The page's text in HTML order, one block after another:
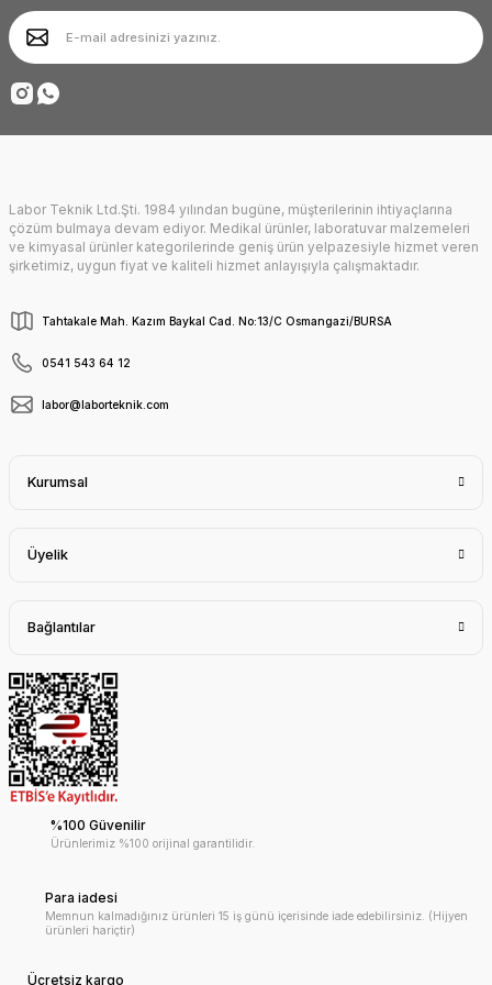
Ürün fiyatı diğer sitelerden daha pahalı.
Bu ürüne benzer farklı alternatifler olmalı.
Gönder
Deneyimini Paylaş
Labor Teknik Ltd.Şti. 1984 yılından bugüne, müşterilerinin ihtiyaçlarına
çözüm bulmaya devam ediyor. Medikal ürünler, laboratuvar malzemeleri
ve kimyasal ürünler kategorilerinde geniş ürün yelpazesiyle hizmet veren
şirketimiz, uygun fiyat ve kaliteli hizmet anlayışıyla çalışmaktadır.
Tahtakale Mah. Kazım Baykal Cad. No:13/C Osmangazi/BURSA
0541 543 64 12
labor@laborteknik.com
Kurumsal
Üyelik
Bağlantılar
%100 Güvenilir
Ürünlerimiz %100 orijinal garantilidir.
Para iadesi
Memnun kalmadığınız ürünleri 15 iş günü içerisinde iade edebilirsiniz. (Hijyen
ürünleri hariçtir)
Ücretsiz kargo